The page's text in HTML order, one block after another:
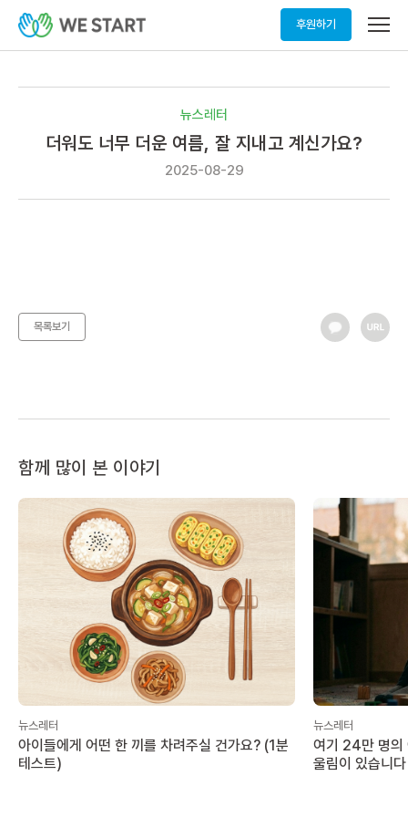
후원하기
메
열
뉴스레터
더워도 너무 더운 여름, 잘 지내고 계신가요?
2025-08-29
목록보기
함께 많이 본 이야기
뉴스레터
아이들에게 어떤 한 끼를 차려주실 건가요? (1분
테스트)
뉴스레터
여기 24만 명의
울림이 있습니다